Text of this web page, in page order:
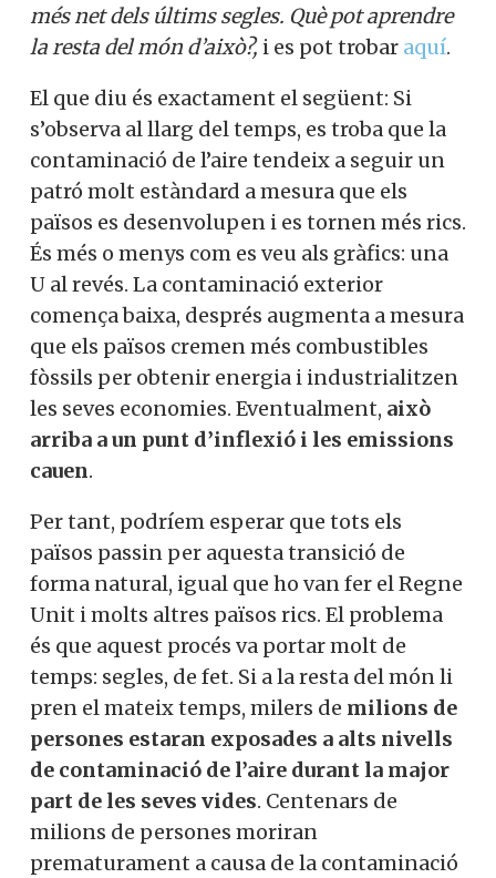
més net dels últims segles. Què pot aprendre
la resta del món d’això?, i es pot trobar aquí.
El que diu és exactament el següent: Si
s’observa al llarg del temps, es troba que la
contaminació de l’aire tendeix a seguir un
patró molt estàndard a mesura que els
països es desenvolupen i es tornen més rics.
És més o menys com es veu als gràfics: una
U al revés. La contaminació exterior
comença baixa, després augmenta a mesura
que els països cremen més combustibles
fòssils per obtenir energia i industrialitzen
les seves economies. Eventualment, això
arriba a un punt d’inflexió i les emissions
cauen.
Per tant, podríem esperar que tots els
països passin per aquesta transició de
forma natural, igual que ho van fer el Regne
Unit i molts altres països rics. El problema
és que aquest procés va portar molt de
temps: segles, de fet. Si a la resta del món li
pren el mateix temps, milers de milions de
persones estaran exposades a alts nivells
de contaminació de l’aire durant la major
part de les seves vides. Centenars de
milions de persones moriran
prematurament a causa de la contaminació